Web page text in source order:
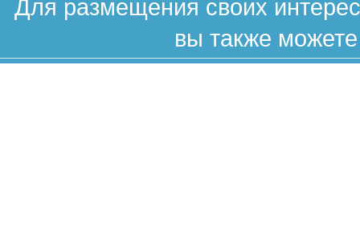
Для размещения своих
вы также